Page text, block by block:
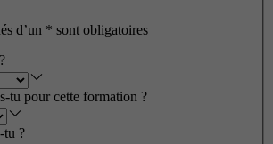
d’un * sont obligatoires
tu pour cette formation ?
tu ?